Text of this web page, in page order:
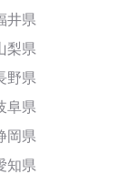
井県
梨県
野県
阜県
岡県
知県